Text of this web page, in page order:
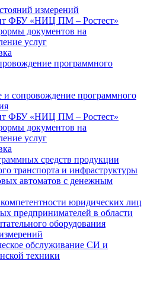
измерений
ФБУ «НИЦ ПМ – Ростест»
документов на
услуг
программного
и сопровождение программного
ФБУ «НИЦ ПМ – Ростест»
документов на
услуг
средств продукции
транспорта и инфраструктуры
автоматов с денежным
юридических лиц
предпринимателей в области
оборудования
обслуживание СИ и
техники